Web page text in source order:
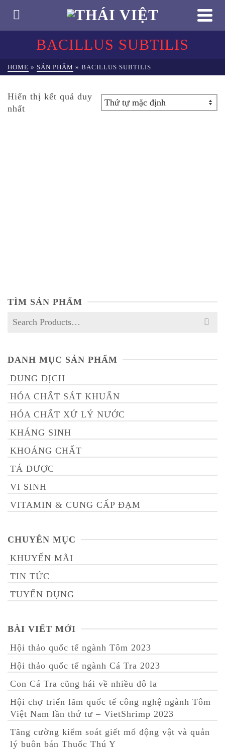
BACILLUS SUBTILIS
HOME » SẢN PHẨM » BACILLUS SUBTILIS
Hiển thị kết quả duy
nhất
TÌM SẢN PHẨM
Search
DANH MỤC SẢN PHẨM
DUNG DỊCH
HÓA CHẤT SÁT KHUẨN
HÓA CHẤT XỬ LÝ NƯỚC
KHÁNG SINH
KHOÁNG CHẤT
TÁ DƯỢC
VI SINH
VITAMIN & CUNG CẤP ĐẠM
CHUYÊN MỤC
KHUYẾN MÃI
TIN TỨC
TUYỂN DỤNG
BÀI VIẾT MỚI
Hội thảo quốc tế ngành Tôm 2023
Hội thảo quốc tế ngành Cá Tra 2023
Con Cá Tra cũng hái về nhiều đô la
Hội chợ triển lãm quốc tế công nghệ ngành Tôm
Việt Nam lần thứ tư – VietShrimp 2023
Tăng cường kiểm soát giết mổ động vật và quản
lý buôn bán Thuốc Thú Y